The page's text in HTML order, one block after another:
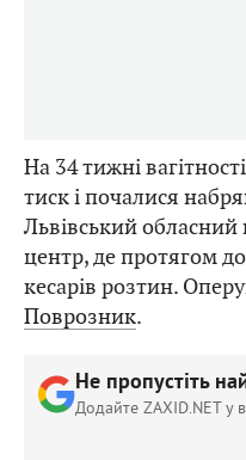
На 34 тижні
тиск і почалися
Львівський
центр, де протягом
кесарів розтин.
Поврозник.
Не пропустіть
Додайте ZAXID.NET у